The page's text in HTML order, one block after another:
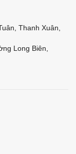
Thanh Xuân,
Long Biên,